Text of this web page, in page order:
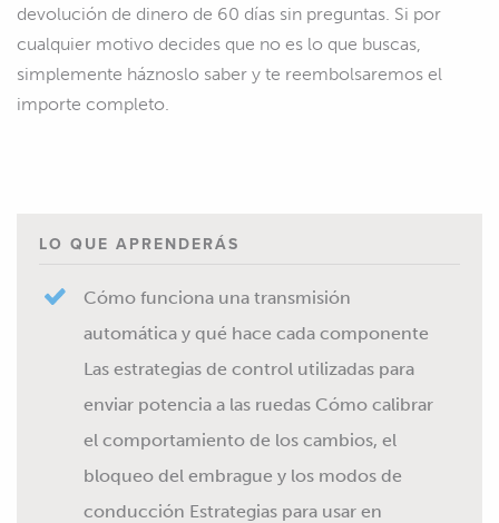
devolución de dinero de 60 días sin preguntas. Si por
cualquier motivo decides que no es lo que buscas,
simplemente háznoslo saber y te reembolsaremos el
importe completo.
LO QUE APRENDERÁS
Cómo funciona una transmisión
automática y qué hace cada componente
Las estrategias de control utilizadas para
enviar potencia a las ruedas Cómo calibrar
el comportamiento de los cambios, el
bloqueo del embrague y los modos de
conducción Estrategias para usar en